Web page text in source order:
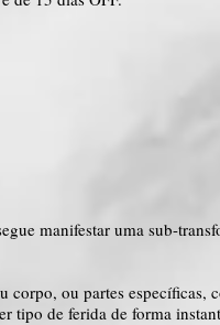
manifestar uma sub-
corpo, ou partes específicas,
tipo de ferida de forma